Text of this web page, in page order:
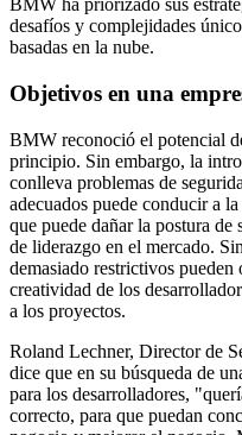
BMW ha priorizado sus
desafíos y complejidades
basadas en la nube.
Objetivos en una
BMW reconoció el potencial
principio. Sin embargo, la
conlleva problemas de
adecuados puede conducir a
que puede dañar la postura de
de liderazgo en el mercado.
demasiado restrictivos
creatividad de los
a los proyectos.
Roland Lechner, Director de
dice que en su búsqueda de
para los desarrolladores,
correcto, para que puedan